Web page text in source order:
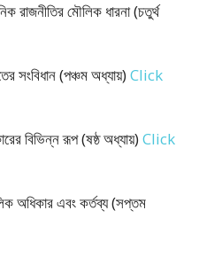
রাজনীতির মৌলিক ধারনা (চতুর্থ
সংবিধান (পঞ্চম অধ্যায়)Click
বিভিন্ন রূপ (ষষ্ঠ অধ্যায়)Click
অধিকার এবং কর্তব্য (সপ্তম